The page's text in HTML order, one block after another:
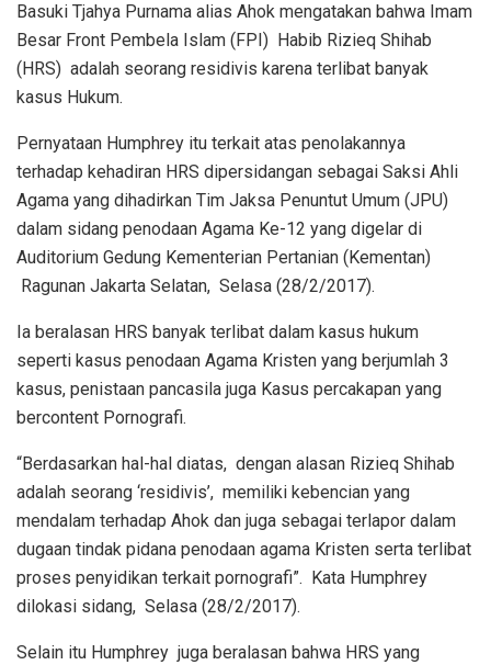
Basuki Tjahya Purnama alias Ahok mengatakan bahwa Imam
Besar Front Pembela Islam (FPI) Habib Rizieq Shihab
(HRS) adalah seorang residivis karena terlibat banyak
kasus Hukum.
Pernyataan Humphrey itu terkait atas penolakannya
terhadap kehadiran HRS dipersidangan sebagai Saksi Ahli
Agama yang dihadirkan Tim Jaksa Penuntut Umum (JPU)
dalam sidang penodaan Agama Ke-12 yang digelar di
Auditorium Gedung Kementerian Pertanian (Kementan)
Ragunan Jakarta Selatan, Selasa (28/2/2017).
Ia beralasan HRS banyak terlibat dalam kasus hukum
seperti kasus penodaan Agama Kristen yang berjumlah 3
kasus, penistaan pancasila juga Kasus percakapan yang
bercontent Pornografi.
“Berdasarkan hal-hal diatas, dengan alasan Rizieq Shihab
adalah seorang ‘residivis’, memiliki kebencian yang
mendalam terhadap Ahok dan juga sebagai terlapor dalam
dugaan tindak pidana penodaan agama Kristen serta terlibat
proses penyidikan terkait pornografi”. Kata Humphrey
dilokasi sidang, Selasa (28/2/2017).
Selain itu Humphrey juga beralasan bahwa HRS yang